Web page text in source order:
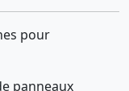
pour
panneaux